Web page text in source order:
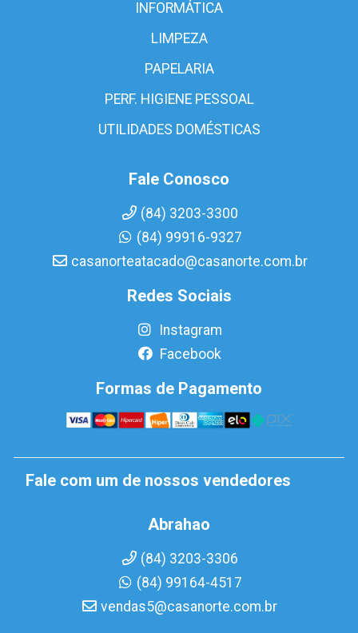
INFORMÁTICA
LIMPEZA
PAPELARIA
PERF. HIGIENE PESSOAL
UTILIDADES DOMÉSTICAS
Fale Conosco
(84) 3203-3300
(84) 99916-9327
casanorteatacado@casanorte.com.br
Redes Sociais
Instagram
Facebook
Formas de Pagamento
Fale com um de nossos vendedores
Abrahao
(84) 3203-3306
(84) 99164-4517
vendas5@casanorte.com.br